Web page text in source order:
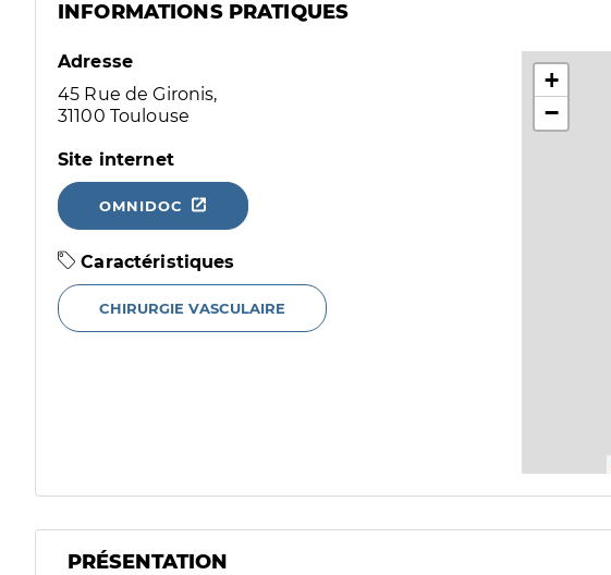
INFORMATIONS PRATIQUES
Adresse
45 Rue de Gironis,
31100 Toulouse
Site internet
OMNIDOC
Caractéristiques
CHIRURGIE VASCULAIRE
+
−
PRÉSENTATION